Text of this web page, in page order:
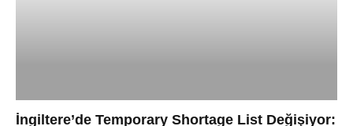
İngiltere’de Temporary Shortage List Değişiyor: